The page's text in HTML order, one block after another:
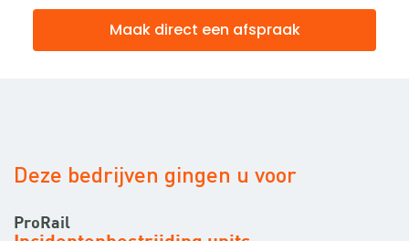
Maak direct een afspraak
Deze bedrijven gingen u voor
ProRail